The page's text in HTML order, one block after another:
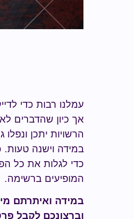
עמלנו רבות כדי
אך כיון שהדברים
הרשויות יתכן
במידה וישנה טעות.
כדי לגלות את כל
המופיעים ברשימה.
במידה ואיתרתם
וברצונכם לקבל